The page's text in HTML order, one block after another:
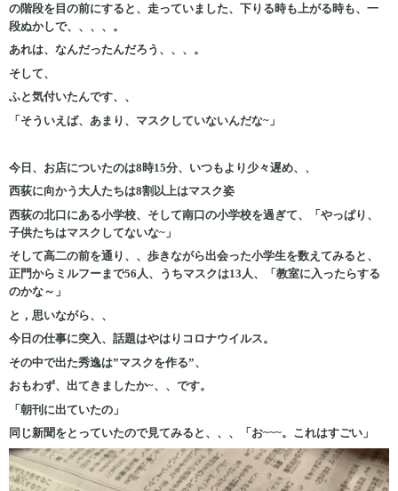
の階段を目の前にすると、走っていました、下りる時も上がる時も、一
段ぬかしで、、、、。
あれは、なんだったんだろう、、、。
そして、
ふと気付いたんです、、
「そういえば、あまり、マスクしていないんだな~」
今日、お店についたのは8時15分、いつもより少々遅め、、
西荻に向かう大人たちは8割以上はマスク姿
西荻の北口にある小学校、そして南口の小学校を過ぎて、「やっぱり、
子供たちはマスクしてないな~」
そして高二の前を通り、、歩きながら出会った小学生を数えてみると、
正門からミルフーまで56人、うちマスクは13人、「教室に入ったらする
のかな～」
と，思いながら、、
今日の仕事に突入、話題はやはりコロナウイルス。
その中で出た秀逸は”マスクを作る”、
おもわず、出てきましたか~、、です。
「朝刊に出ていたの」
同じ新聞をとっていたので見てみると、、、「お~~~。これはすごい」